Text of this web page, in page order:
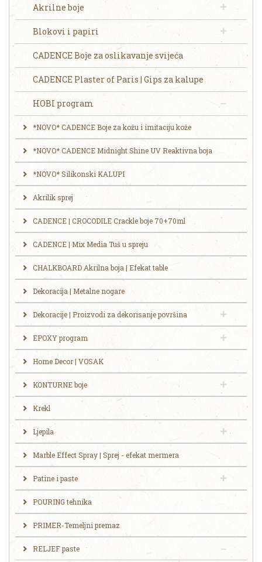
Akrilne boje
Blokovi i papiri
CADENCE Boje za oslikavanje svijeća
CADENCE Plaster of Paris | Gips za kalupe
HOBI program
*NOVO* CADENCE Boje za kožu i imitaciju kože
*NOVO* CADENCE Midnight Shine UV Reaktivna boja
*NOVO* Silikonski KALUPI
Akrilik sprej
CADENCE | CROCODILE Crackle boje 70+70ml
CADENCE | Mix Media Tuš u spreju
CHALKBOARD Akrilna boja | Efekat table
Dekoracija | Metalne nogare
Dekoracije | Proizvodi za dekorisanje površina
EPOXY program
Home Decor | VOSAK
KONTURNE boje
Krekl
Ljepila
Marble Effect Spray | Sprej - efekat mermera
Patine i paste
POURING tehnika
PRIMER-Temeljni premaz
RELJEF paste